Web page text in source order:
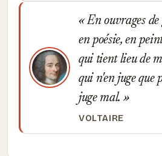
En ouvrages de
en poésie, en
qui tient lieu de
qui n'en juge que
juge mal.
VOLTAIRE